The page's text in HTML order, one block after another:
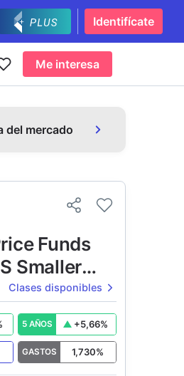
Identifícate
Me interesa
del mercado
Funds
Smaller
Equity
Clases disponibles
5 AÑOS +5,66%
GASTOS 1,730%